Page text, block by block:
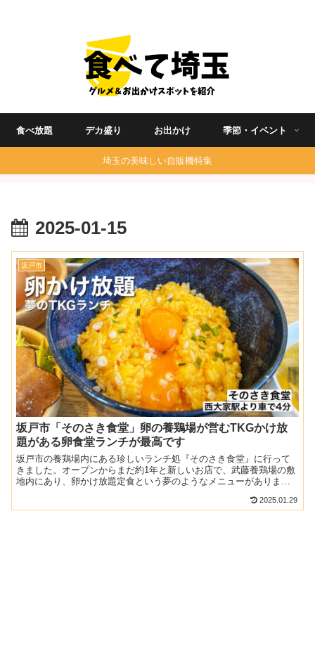
食べ放題 デカ盛り お出かけ 季節・イベント
埼玉の美味しい自販機特集
2025-01-15
坂戸市
坂戸市「そのさき食堂」卵の養鶏場が営むTKGかけ放
題がある卵食堂ランチが最高です
坂戸市の養鶏場内にある珍しいランチ処『そのさき食堂』に行って
きました。オープンからまだ約1年と新しいお店で、武藤養鶏場の敷
地内にあり、卵かけ放題定食という夢のようなメニューがありま
2025.01.29